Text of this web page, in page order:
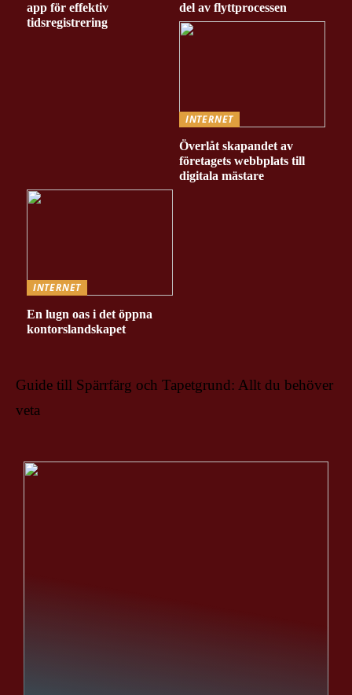
app för effektiv
tidsregistrering
del av flyttprocessen
INTERNET
Överlåt skapandet av
företagets webbplats till
digitala mästare
INTERNET
En lugn oas i det öppna
kontorslandskapet
Guide till Spärrfärg och Tapetgrund: Allt du behöver
veta